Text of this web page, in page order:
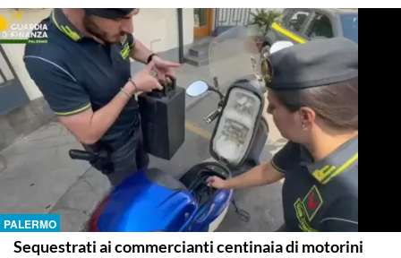
PALERMO
Sequestrati ai commercianti centinaia di motorini